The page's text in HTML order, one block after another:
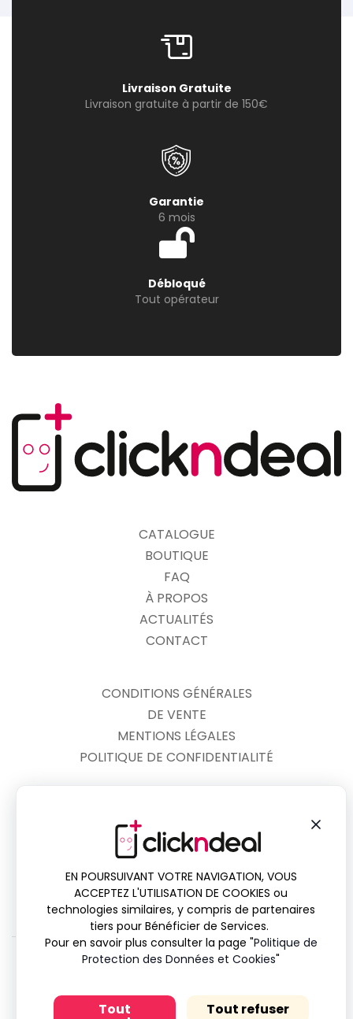
Livraison Gratuite
Livraison gratuite à partir de 150€
Garantie
6 mois
Débloqué
Tout opérateur
CATALOGUE
BOUTIQUE
FAQ
À PROPOS
ACTUALITÉS
CONTACT
CONDITIONS GÉNÉRALES
DE VENTE
MENTIONS LÉGALES
POLITIQUE DE CONFIDENTIALITÉ
DU LUNDI AU SAMEDI
DE 10H00 À 18H00
13 RUE DU GRAND FERRÉ
60200 COMPIÈGNE
EN POURSUIVANT VOTRE NAVIGATION, VOUS
ACCEPTEZ L'UTILISATION DE COOKIES ou
technologies similaires, y compris de partenaires
tiers pour Bénéficier de Services.
Pour en savoir plus consulter la page "Politique de
Protection des Données et Cookies"
Tout Tout refuser